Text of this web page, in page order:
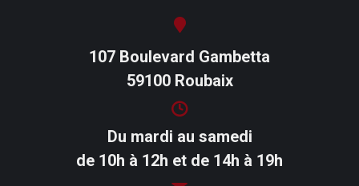
107 Boulevard Gambetta
59100 Roubaix
Du mardi au samedi
de 10h à 12h et de 14h à 19h